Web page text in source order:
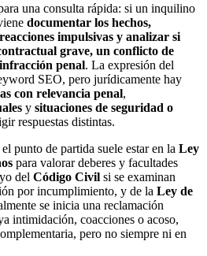
una consulta rápida: si un inquilino
documentar los hechos,
impulsivas y analizar si
grave, un conflicto de
penal. La expresión del
SEO, pero jurídicamente hay
con relevancia penal,
y situaciones de seguridad o
respuestas distintas.
punto de partida suele estar en la Ley
para valorar deberes y facultades
del Código Civil si se examinan
por incumplimiento, y de la Ley de
se inicia una reclamación
intimidación, coacciones o acoso,
pero no siempre ni en